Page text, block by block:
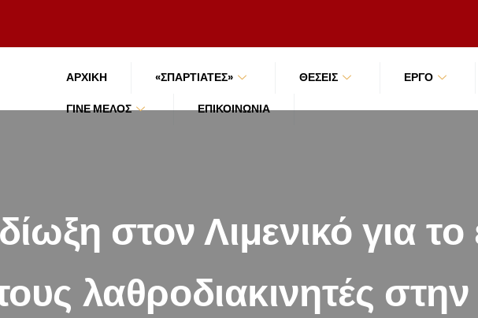
ΑΡΧΙΚΉ «ΣΠΑΡΤΙΑΤΕΣ» ΘΕΣΕΙΣ ΕΡΓΟ
ΓΊΝΕ ΜΈΛΟΣ
ΕΠΙΚΟΙΝΩΝΊΑ
στον Λιμενικό για
λαθροδιακινητές